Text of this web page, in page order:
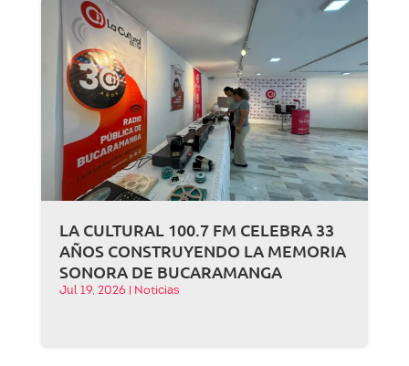
LA CULTURAL 100.7 FM CELEBRA 33
AÑOS CONSTRUYENDO LA MEMORIA
SONORA DE BUCARAMANGA
Jul 19, 2026 Noticias